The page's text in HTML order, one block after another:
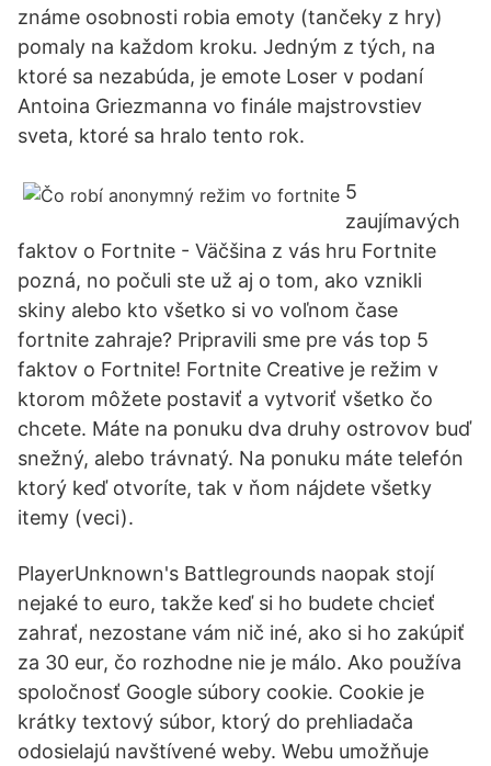
známe osobnosti robia emoty (tančeky z hry)
pomaly na každom kroku. Jedným z tých, na
ktoré sa nezabúda, je emote Loser v podaní
Antoina Griezmanna vo finále majstrovstiev
sveta, ktoré sa hralo tento rok.
5
zaujímavých
faktov o Fortnite - Väčšina z vás hru Fortnite
pozná, no počuli ste už aj o tom, ako vznikli
skiny alebo kto všetko si vo voľnom čase
fortnite zahraje? Pripravili sme pre vás top 5
faktov o Fortnite! Fortnite Creative je režim v
ktorom môžete postaviť a vytvoriť všetko čo
chcete. Máte na ponuku dva druhy ostrovov buď
snežný, alebo trávnatý. Na ponuku máte telefón
ktorý keď otvoríte, tak v ňom nájdete všetky
itemy (veci).
PlayerUnknown's Battlegrounds naopak stojí
nejaké to euro, takže keď si ho budete chcieť
zahrať, nezostane vám nič iné, ako si ho zakúpiť
za 30 eur, čo rozhodne nie je málo. Ako používa
spoločnosť Google súbory cookie. Cookie je
krátky textový súbor, ktorý do prehliadača
odosielajú navštívené weby. Webu umožňuje